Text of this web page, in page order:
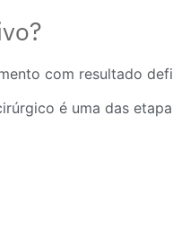
com resultado
é uma das